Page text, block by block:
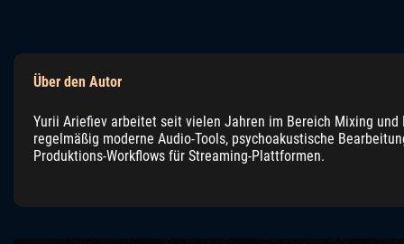
Über den Autor
Yurii Ariefiev arbeitet seit vielen Jahren im Bereich Mixing
regelmäßig moderne Audio-Tools, psychoakustische
Produktions-Workflows für Streaming-Plattformen.